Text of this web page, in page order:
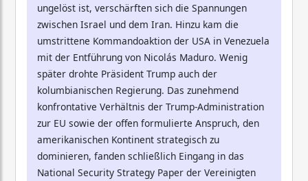
ungelöst ist, verschärften sich die Spannungen
zwischen Israel und dem Iran. Hinzu kam die
umstrittene Kommandoaktion der USA in Venezuela
mit der Entführung von Nicolás Maduro. Wenig
später drohte Präsident Trump auch der
kolumbianischen Regierung. Das zunehmend
konfrontative Verhältnis der Trump-Administration
zur EU sowie der offen formulierte Anspruch, den
amerikanischen Kontinent strategisch zu
dominieren, fanden schließlich Eingang in das
National Security Strategy Paper der Vereinigten